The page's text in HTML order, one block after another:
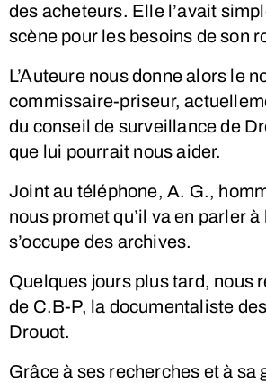
des acheteurs. Elle l’avait
scène pour les besoins de son
L’Auteure nous donne alors le
commissaire-priseur,
du conseil de surveillance de
que lui pourrait nous aider.
Joint au téléphone, A. G.,
nous promet qu’il va en parler
s’occupe des archives.
Quelques jours plus tard, nous
de C.B-P, la documentaliste
Drouot.
Grâce à ses recherches et à sa